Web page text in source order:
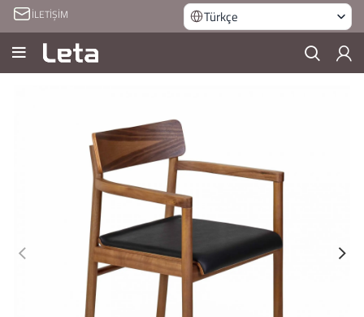
İLETİŞİM Türkçe